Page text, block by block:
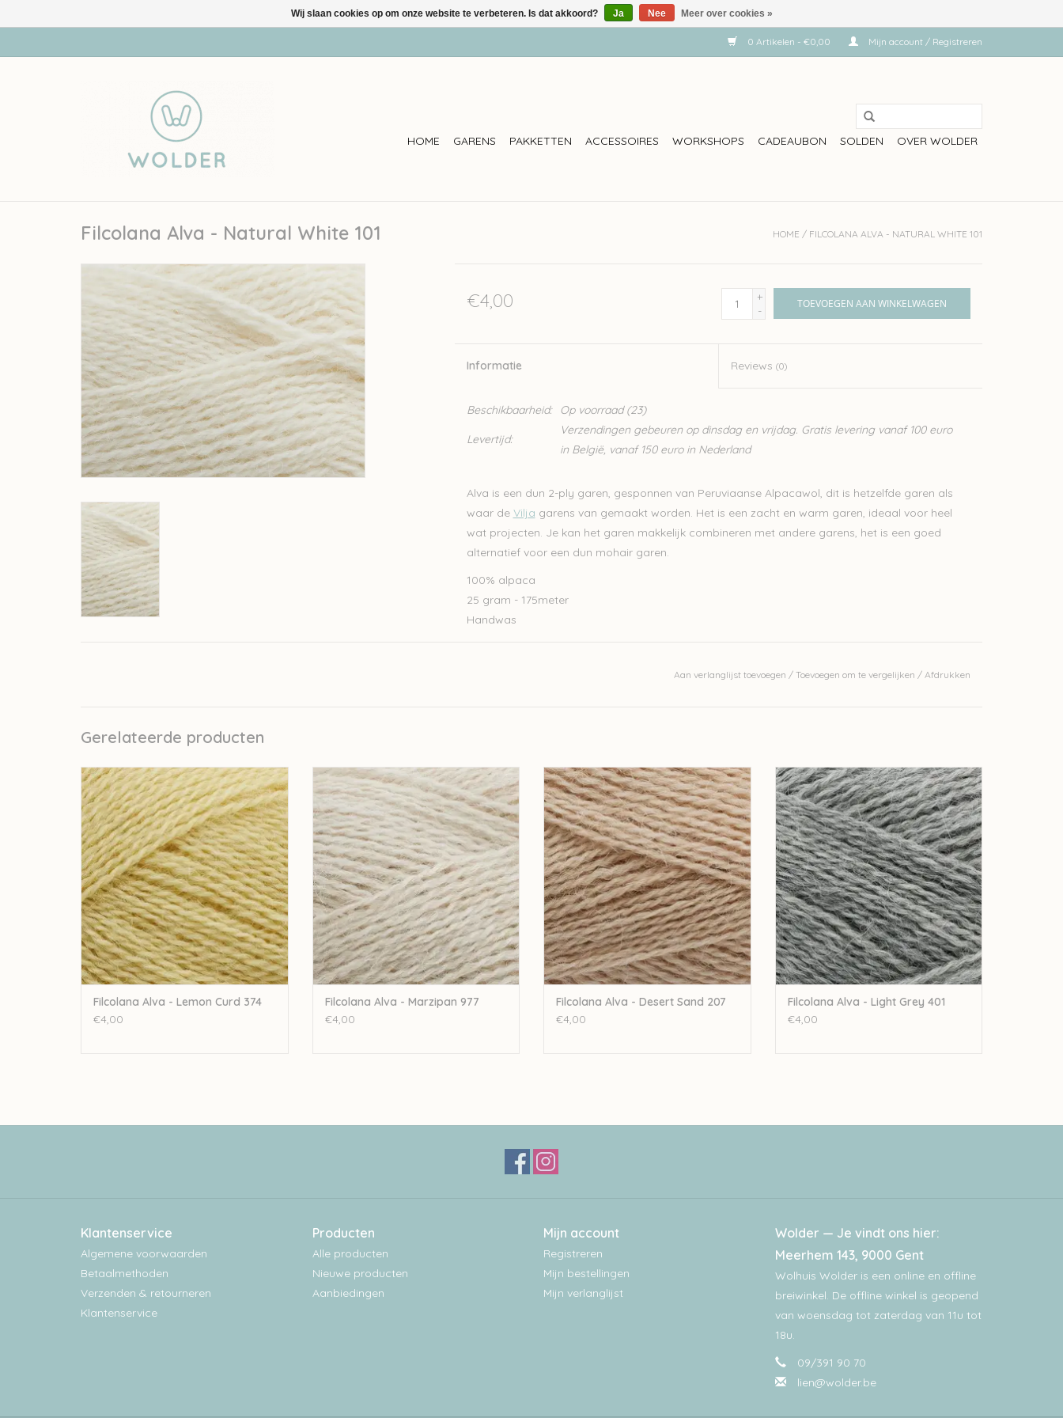
0 Artikelen - €0,00 Mijn account / Registreren
HOME GARENS PAKKETTEN ACCESSOIRES WORKSHOPS CADEAUBON SOLDEN OVER WOLDER
Filcolana Alva - Natural White 101 HOME / FILCOLANA ALVA - NATURAL WHITE 101
€4,00
+
-
TOEVOEGEN AAN WINKELWAGEN
Informatie Reviews(0)
Beschikbaarheid: Op voorraad(23)
Levertijd:
Verzendingen gebeuren op dinsdag en vrijdag. Gratis levering vanaf 100 euro
in België, vanaf 150 euro in Nederland
Alva is een dun 2-ply garen, gesponnen van Peruviaanse Alpacawol, dit is hetzelfde garen als
waar de Vilja garens van gemaakt worden. Het is een zacht en warm garen, ideaal voor heel
wat projecten. Je kan het garen makkelijk combineren met andere garens, het is een goed
alternatief voor een dun mohair garen.
100% alpaca
25 gram - 175meter
Handwas
Aan verlanglijst toevoegen / Toevoegen om te vergelijken / Afdrukken
Gerelateerde producten
Filcolana Alva - Lemon Curd 374
TOEVOEGEN AAN WINKELWAGEN
Filcolana Alva - Lemon Curd 374
€4,00
Filcolana Alva - Marzipan 977
TOEVOEGEN AAN WINKELWAGEN
Filcolana Alva - Marzipan 977
€4,00
Filcolana Alva - Desert Sand 207
TOEVOEGEN AAN WINKELWAGEN
Filcolana Alva - Desert Sand 207
€4,00
Filcolana Alva - Light Grey 401
TOEVOEGEN AAN WINKELWAGEN
Filcolana Alva - Light Grey 401
€4,00
Klantenservice
Algemene voorwaarden
Betaalmethoden
Verzenden & retourneren
Klantenservice
Producten
Alle producten
Nieuwe producten
Aanbiedingen
Mijn account
Registreren
Mijn bestellingen
Mijn verlanglijst
Wolder — Je vindt ons hier:
Meerhem 143, 9000 Gent
Wolhuis Wolder is een online en offline
breiwinkel. De offline winkel is geopend
van woensdag tot zaterdag van 11u tot
18u.
09/391 90 70
lien@wolder.be
Wij slaan cookies op om onze website te verbeteren. Is dat akkoord? Ja Nee Meer over cookies »